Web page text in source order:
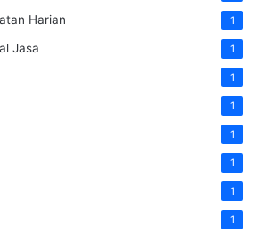
Harian 1
Jasa 1
1
1
1
1
1
1